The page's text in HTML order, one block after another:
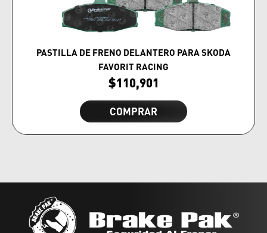
PASTILLA DE FRENO DELANTERO PARA SKODA
FAVORIT RACING
$110,901
COMPRAR